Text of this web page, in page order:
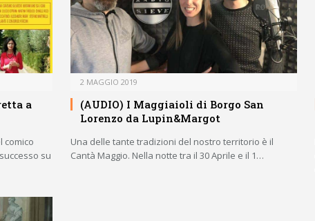
a
comico
su
2 MAGGIO 2019
(AUDIO) I Maggiaioli di Borgo San
Lorenzo da Lupin&Margot
Una delle tante tradizioni del nostro territorio è il
Cantà Maggio. Nella notte tra il 30 Aprile e il 1…